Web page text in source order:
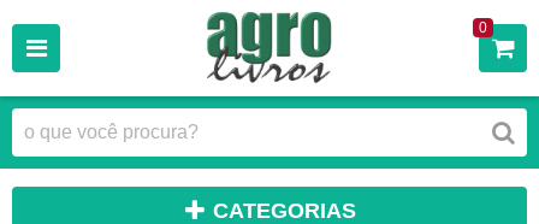
0
CATEGORIAS